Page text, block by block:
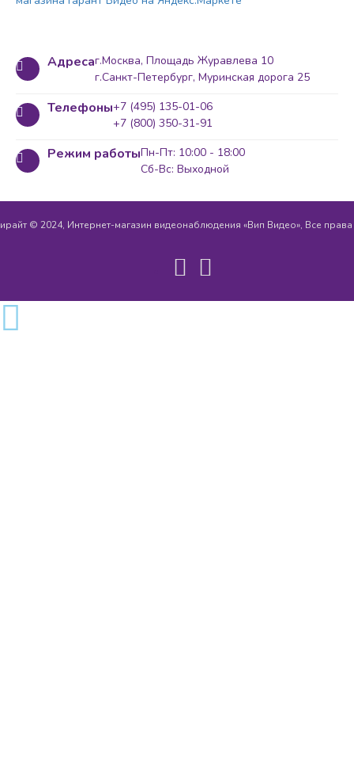
Адресаг.Москва, Площадь Журавлева 10
г.Санкт-Петербург, Муринская дорога 25
Телефоны+7 (495) 135-01-06
+7 (800) 350-31-91
Режим работыПн-Пт: 10:00 - 18:00
Сб-Вс: Выходной
© 2024, Интернет-магазин видеонаблюдения «Вип Видео», Все